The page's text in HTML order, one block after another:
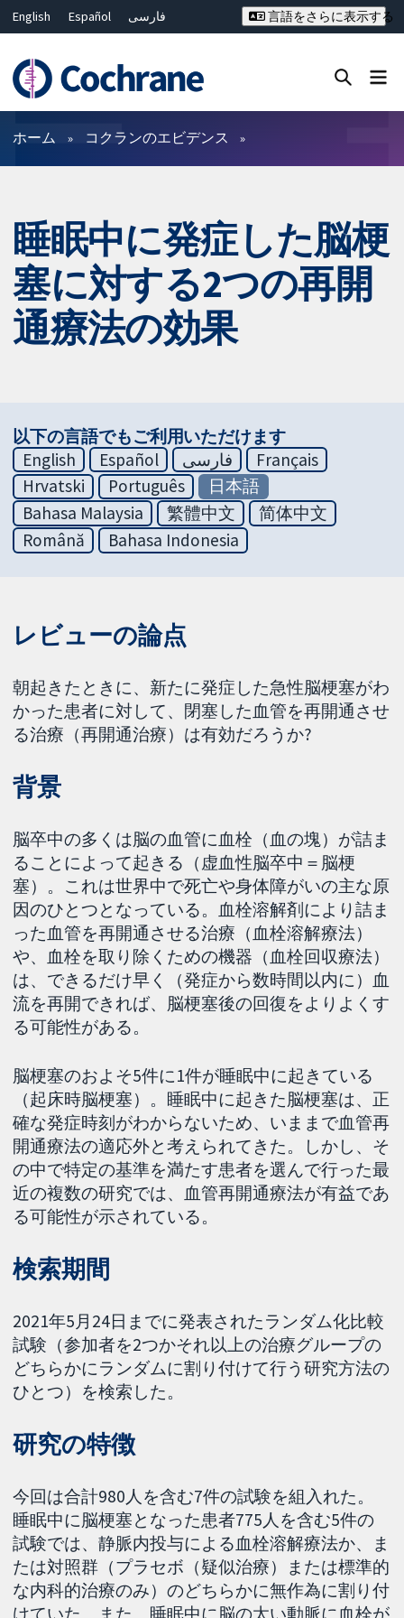
English Español
فارسی
Deutsch
Bahasa Malaysia
ไทย
繁體中文
简体中文
言語をさらに表示する
フィルター
ホーム コクランのエビデンス
睡眠中に発症した脳梗
塞に対する2つの再開
通療法の効果
以下の言語でもご利用いただけます
English
Español فارسی
Français
Hrvatski
Português
日本語
Bahasa Malaysia
繁體中文
简体中文
Română
Bahasa Indonesia
レビューの論点
朝起きたときに、新たに発症した急性脳梗塞がわ
かった患者に対して、閉塞した血管を再開通させ
る治療（再開通治療）は有効だろうか?
背景
脳卒中の多くは脳の血管に血栓（血の塊）が詰ま
ることによって起きる（虚血性脳卒中＝脳梗
塞）。これは世界中で死亡や身体障がいの主な原
因のひとつとなっている。血栓溶解剤により詰ま
った血管を再開通させる治療（血栓溶解療法）
や、血栓を取り除くための機器（血栓回収療法）
は、できるだけ早く（発症から数時間以内に）血
流を再開できれば、脳梗塞後の回復をよりよくす
る可能性がある。
脳梗塞のおよそ5件に1件が睡眠中に起きている
（起床時脳梗塞）。睡眠中に起きた脳梗塞は、正
確な発症時刻がわからないため、いままで血管再
開通療法の適応外と考えられてきた。しかし、そ
の中で特定の基準を満たす患者を選んで行った最
近の複数の研究では、血管再開通療法が有益であ
る可能性が示されている。
検索期間
2021年5月24日までに発表されたランダム化比較
試験（参加者を2つかそれ以上の治療グループの
どちらかにランダムに割り付けて行う研究方法の
ひとつ）を検索した。
研究の特徴
今回は合計980人を含む7件の試験を組入れた。
睡眠中に脳梗塞となった患者775人を含む5件の
試験では、静脈内投与による血栓溶解療法か、ま
たは対照群（プラセボ（疑似治療）または標準的
な内科的治療のみ）のどちらかに無作為に割り付
けていた。また、睡眠中に脳の太い動脈に血栓が